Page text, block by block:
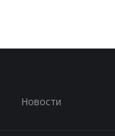
Новости